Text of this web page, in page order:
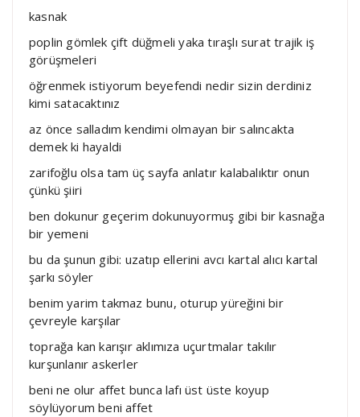
kasnak
poplin gömlek çift düğmeli yaka tıraşlı surat trajik iş
görüşmeleri
öğrenmek istiyorum beyefendi nedir sizin derdiniz
kimi satacaktınız
az önce salladım kendimi olmayan bir salıncakta
demek ki hayaldi
zarifoğlu olsa tam üç sayfa anlatır kalabalıktır onun
çünkü şiiri
ben dokunur geçerim dokunuyormuş gibi bir kasnağa
bir yemeni
bu da şunun gibi: uzatıp ellerini avcı kartal alıcı kartal
şarkı söyler
benim yarim takmaz bunu, oturup yüreğini bir
çevreyle karşılar
toprağa kan karışır aklımıza uçurtmalar takılır
kurşunlanır askerler
beni ne olur affet bunca lafı üst üste koyup
söylüyorum beni affet